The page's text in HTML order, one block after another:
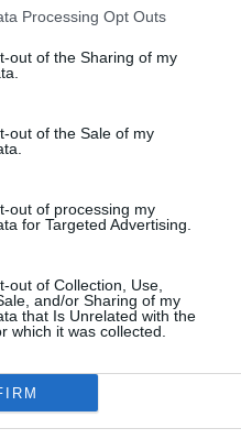
Processing Opt Outs
out of the Sharing of my
out of the Sale of my
out of processing my
for Targeted Advertising.
out of Collection, Use,
and/or Sharing of my
that Is Unrelated with the
which it was collected.
Ago 2026
Sportivo: il Sorso senza